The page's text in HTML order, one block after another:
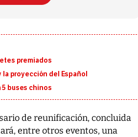
premiados
proyección del Español
5 buses chinos
de reunificación, concluida
entre otros eventos, una
Entre recuerdos y escuetas
da Silva, oficializó este domingo su
candidatura...